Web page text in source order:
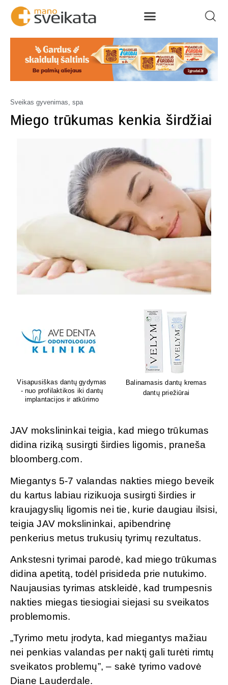
Sveikas gyvenimas, spa
Miego trūkumas kenkia širdžiai
Sėdėk geriau. Jauskis geriau
Lion's mane grybų papildai
smegenų veiklai
JAV mokslininkai teigia, kad miego trūkumas
didina riziką susirgti širdies ligomis, praneša
bloomberg.com.
Miegantys 5-7 valandas nakties miego beveik
du kartus labiau rizikuoja susirgti širdies ir
kraujagyslių ligomis nei tie, kurie daugiau ilsisi,
teigia JAV mokslininkai, apibendrinę
penkerius metus trukusių tyrimų rezultatus.
Ankstesni tyrimai parodė, kad miego trūkumas
didina apetitą, todėl prisideda prie nutukimo.
Naujausias tyrimas atskleidė, kad trumpesnis
nakties miegas tiesiogiai siejasi su sveikatos
problemomis.
„Tyrimo metu įrodyta, kad miegantys mažiau
nei penkias valandas per naktį gali turėti rimtų
sveikatos problemų”, – sakė tyrimo vadovė
Diane Lauderdale.